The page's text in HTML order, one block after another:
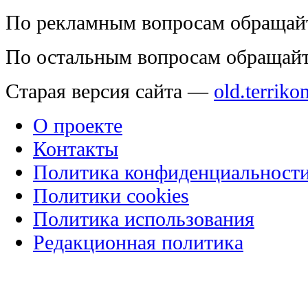
По рекламным вопросам
По остальным вопросам
Старая версия сайта —
О проекте
Контакты
Политика
Политики cookies
Политика использования
Редакционная политика